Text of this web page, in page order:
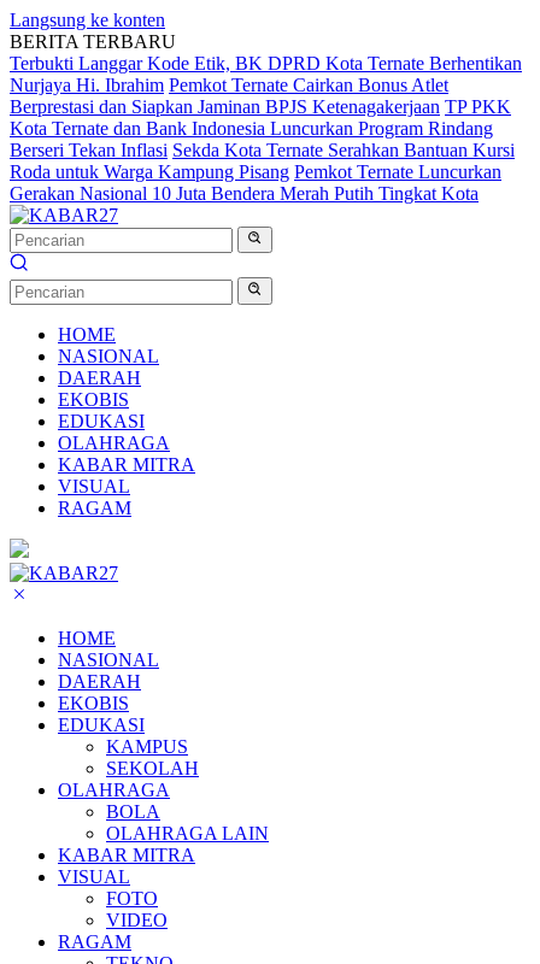
Langsung ke konten
BERITA TERBARU
Terbukti Langgar Kode Etik, BK DPRD Kota Ternate Berhentikan
Nurjaya Hi. Ibrahim Pemkot Ternate Cairkan Bonus Atlet
Berprestasi dan Siapkan Jaminan BPJS Ketenagakerjaan TP PKK
Kota Ternate dan Bank Indonesia Luncurkan Program Rindang
Berseri Tekan Inflasi Sekda Kota Ternate Serahkan Bantuan Kursi
Roda untuk Warga Kampung Pisang Pemkot Ternate Luncurkan
Gerakan Nasional 10 Juta Bendera Merah Putih Tingkat Kota
HOME
NASIONAL
DAERAH
EKOBIS
EDUKASI
OLAHRAGA
KABAR MITRA
VISUAL
RAGAM
HOME
NASIONAL
DAERAH
EKOBIS
EDUKASI
KAMPUS
SEKOLAH
OLAHRAGA
BOLA
OLAHRAGA LAIN
KABAR MITRA
VISUAL
FOTO
VIDEO
RAGAM